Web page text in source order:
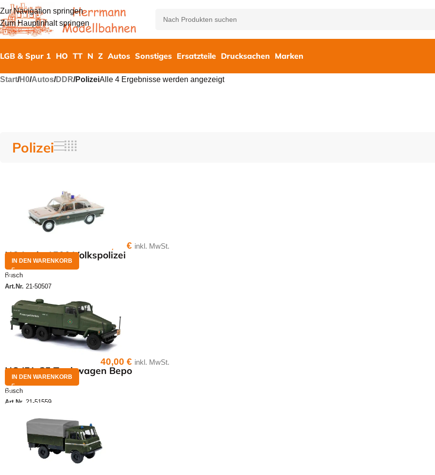
Zur Navigation springen
Zum Hauptinhalt springen
LGB & Spur 1 HO TT N Z Autos Sonstiges Ersatzteile Drucksachen Marken
Start/H0/Autos/DDR/PolizeiAlle 4 Ergebnisse werden angezeigt
Polizei
HO Lada 1500 Volkspolizei
Busch
Art.Nr. 21-50507
25,00€ inkl. MwSt.
IN DEN WARENKORB
HO IFA G5 Tankwagen Bepo
Busch
Art.Nr. 21-51559
40,00€ inkl. MwSt.
IN DEN WARENKORB